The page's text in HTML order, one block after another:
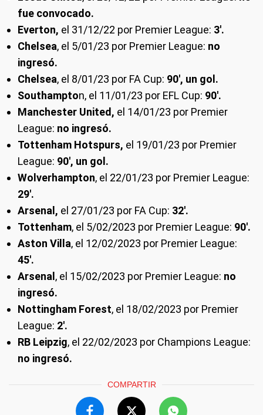
fue convocado.
Everton, el 31/12/22 por Premier League: 3'.
Chelsea, el 5/01/23 por Premier League: no
ingresó.
Chelsea, el 8/01/23 por FA Cup: 90', un gol.
Southampton, el 11/01/23 por EFL Cup: 90'.
Manchester United, el 14/01/23 por Premier
League: no ingresó.
Tottenham Hotspurs, el 19/01/23 por Premier
League: 90', un gol.
Wolverhampton, el 22/01/23 por Premier League:
29'.
Arsenal, el 27/01/23 por FA Cup: 32'.
Tottenham, el 5/02/2023 por Premier League: 90'.
Aston Villa, el 12/02/2023 por Premier League:
45'.
Arsenal, el 15/02/2023 por Premier League: no
ingresó.
Nottingham Forest, el 18/02/2023 por Premier
League: 2'.
RB Leipzig, el 22/02/2023 por Champions League:
no ingresó.
COMPARTIR